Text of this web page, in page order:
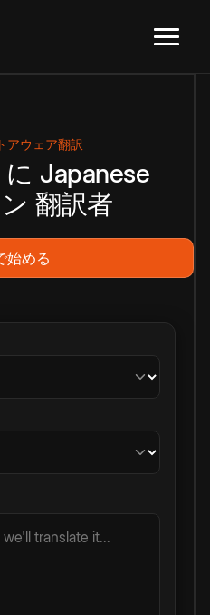
アウェア翻訳
に Japanese
翻訳者
始める